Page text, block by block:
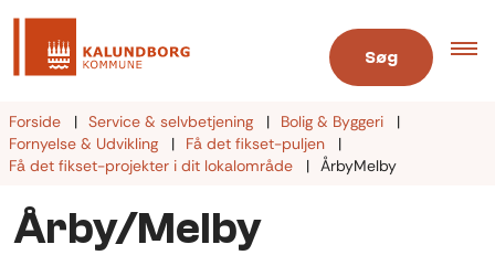
Søg
Forside Service & selvbetjening
Bolig & Byggeri
Fornyelse & Udvikling
Få det fikset-puljen
Få det fikset-projekter i dit lokalområde
ÅrbyMelby
Årby/Melby